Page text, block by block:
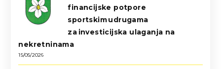
financijske potpore
sportskim udrugama
za investicijska ulaganja na
nekretninama
15/05/2026